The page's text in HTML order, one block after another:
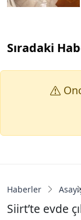
Sıradaki
Haberler
Siirt’te evde